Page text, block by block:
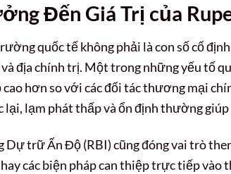
Đến Giá Trị của
quốc tế không phải là con số cố
địa chính trị. Một trong những yếu tố
hơn so với các đối tác thương mại
lạm phát thấp và ổn định thường giúp
Dự trữ Ấn Độ (RBI) cũng đóng vai trò
các biện pháp can thiệp trực tiếp vào